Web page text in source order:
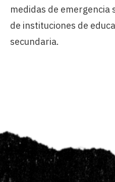
medidas de emergencia
de instituciones de
secundaria.